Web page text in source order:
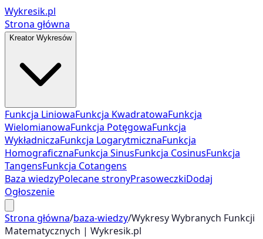
Wykresik.pl
Strona główna
Kreator Wykresów
Funkcja LiniowaFunkcja KwadratowaFunkcja
WielomianowaFunkcja PotęgowaFunkcja
WykładniczaFunkcja LogarytmicznaFunkcja
HomograficznaFunkcja SinusFunkcja CosinusFunkcja
TangensFunkcja Cotangens
Baza wiedzyPolecane stronyPrasoweczkiDodaj
Ogłoszenie
Strona główna/baza-wiedzy/Wykresy Wybranych Funkcji
Matematycznych | Wykresik.pl